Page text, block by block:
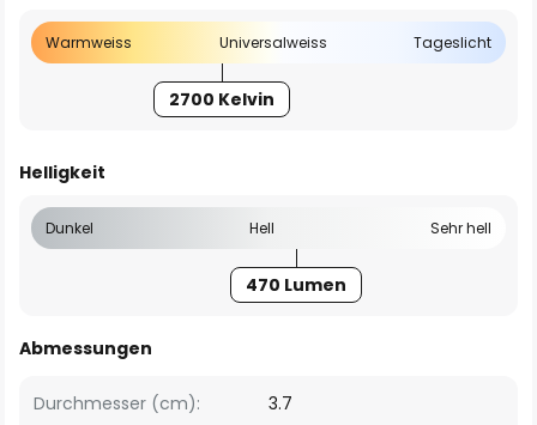
Warmweiss Universalweiss Tageslicht
2700 Kelvin
Helligkeit
Dunkel Hell Sehr hell
470 Lumen
Abmessungen
Durchmesser (cm): 3.7